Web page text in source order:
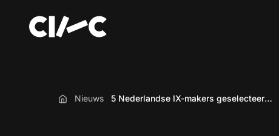
Home
Nieuws 5 Nederlandse IX-makers geselecteerd voor SXSW Austin 2026 (en waarom ze allemaal naar de VS gaan)